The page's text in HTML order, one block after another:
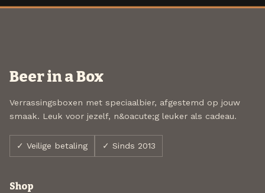
Beer in a Box
Verrassingsboxen met speciaalbier, afgestemd op jouw
smaak. Leuk voor jezelf, n&oacute;g leuker als cadeau.
✓ Veilige betaling ✓ Sinds 2013
Shop